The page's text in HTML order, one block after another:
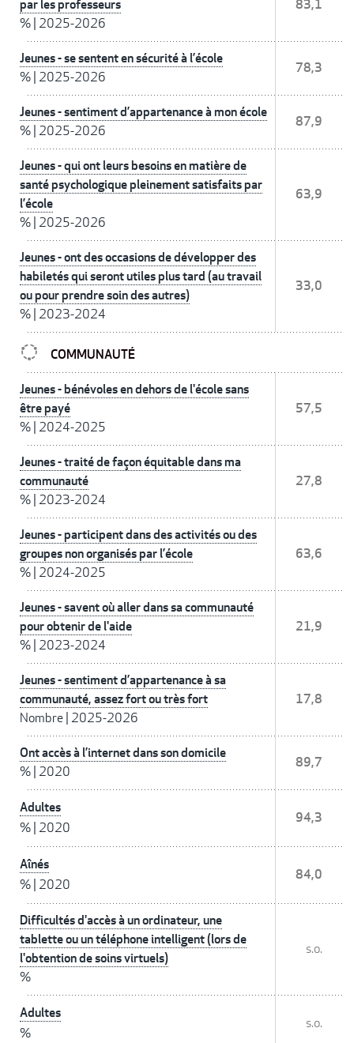
par les professeurs
% 2025-2026
83,1
Jeunes - se sentent en sécurité à l’école
% 2025-2026
78,3
Jeunes - sentiment d’appartenance à mon école
% 2025-2026
87,9
Jeunes - qui ont leurs besoins en matière de
santé psychologique pleinement satisfaits par
l’école
% 2025-2026
63,9
Jeunes - ont des occasions de développer des
habiletés qui seront utiles plus tard (au travail
ou pour prendre soin des autres)
% 2023-2024
33,0
COMMUNAUTÉ
Jeunes - bénévoles en dehors de l'école sans
être payé
% 2024-2025
57,5
Jeunes - traité de façon équitable dans ma
communauté
% 2023-2024
27,8
Jeunes - participent dans des activités ou des
groupes non organisés par l’école
% 2024-2025
63,6
Jeunes - savent où aller dans sa communauté
pour obtenir de l'aide
% 2023-2024
21,9
Jeunes - sentiment d’appartenance à sa
communauté, assez fort ou très fort
Nombre 2025-2026
17,8
Ont accès à l’internet dans son domicile
% 2020
89,7
Adultes
% 2020
94,3
Aînés
% 2020
84,0
Difficultés d'accès à un ordinateur, une
tablette ou un téléphone intelligent (lors de
l'obtention de soins virtuels)
%
s.o.
Adultes
%
s.o.